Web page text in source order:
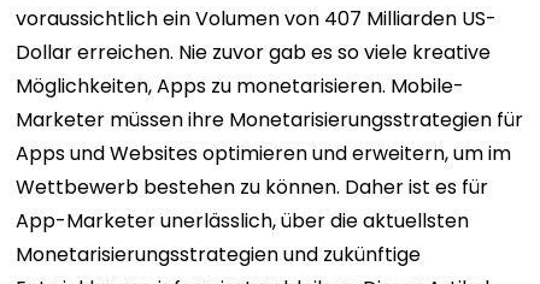
voraussichtlich ein Volumen von 407 Milliarden US-
Dollar erreichen. Nie zuvor gab es so viele kreative
Möglichkeiten, Apps zu monetarisieren. Mobile-
Marketer müssen ihre Monetarisierungsstrategien für
Apps und Websites optimieren und erweitern, um im
Wettbewerb bestehen zu können. Daher ist es für
App-Marketer unerlässlich, über die aktuellsten
Monetarisierungsstrategien und zukünftige